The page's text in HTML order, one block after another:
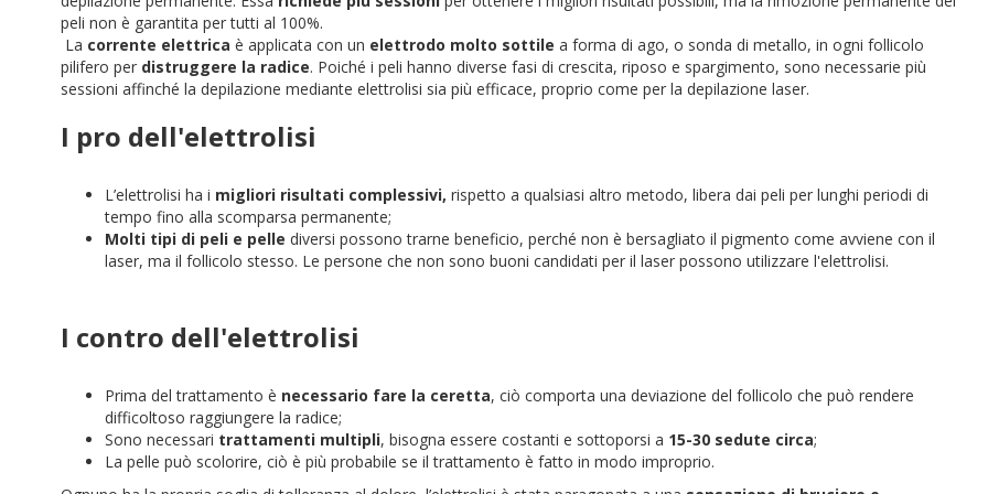
peli non è garantita per tutti al 100%.
La corrente elettrica è applicata con un elettrodo molto sottile a forma di ago, o sonda di metallo, in ogni follicolo
pilifero per distruggere la radice. Poiché i peli hanno diverse fasi di crescita, riposo e spargimento, sono necessarie più
sessioni affinché la depilazione mediante elettrolisi sia più efficace, proprio come per la depilazione laser.
I pro dell'elettrolisi
L’elettrolisi ha i migliori risultati complessivi, rispetto a qualsiasi altro metodo, libera dai peli per lunghi periodi di
tempo fino alla scomparsa permanente;
Molti tipi di peli e pelle diversi possono trarne beneficio, perché non è bersagliato il pigmento come avviene con il
laser, ma il follicolo stesso. Le persone che non sono buoni candidati per il laser possono utilizzare l'elettrolisi.
I contro dell'elettrolisi
Prima del trattamento è necessario fare la ceretta, ciò comporta una deviazione del follicolo che può rendere
difficoltoso raggiungere la radice;
Sono necessari trattamenti multipli, bisogna essere costanti e sottoporsi a 15-30 sedute circa;
La pelle può scolorire, ciò è più probabile se il trattamento è fatto in modo improprio.